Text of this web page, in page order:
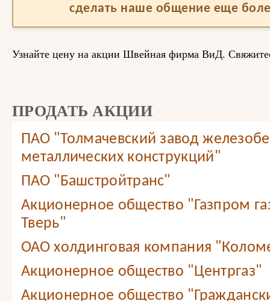
сделать наше общение еще
Узнайте цену на акции Швейная фирма ВиД.
ПРОДАТЬ АКЦИИ
ПАО "Толмачевский завод
металлических конструкций"
ПАО "Башстройтранс"
Акционерное общество "Газпром
Тверь"
ОАО холдинговая компания
Акционерное общество "Центргаз"
Акционерное общество